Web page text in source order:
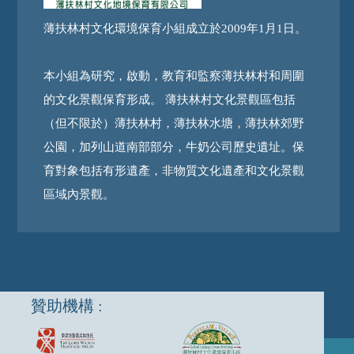
薄扶林村文化環境保育小組成立於2009年1月1日。
本小組為研究，啟動，教育和監察薄扶林村和周圍
的文化景觀保育形成。 薄扶林村文化景觀區包括
（但不限於）薄扶林村，薄扶林水塘，薄扶林郊野
公園，加列山道南部部分，牛奶公司歷史遺址。保
育對象包括有形遺產，非物質文化遺產和文化景觀
區域內景觀。
贊助機構 :